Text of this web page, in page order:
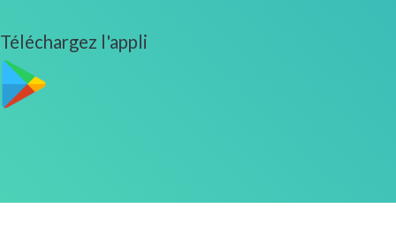
Téléchargez l'appli